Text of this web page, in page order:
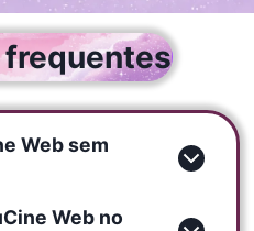
Web sem
Web no